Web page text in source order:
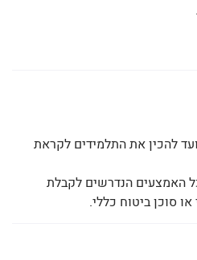
להכין את התלמידים לקראת
האמצעים הנדרשים לקבלת
או סוכן ביטוח כללי.